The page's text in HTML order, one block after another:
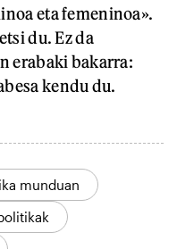
eta femeninoa».
du. Ez da
erabaki bakarra:
kendu du.
munduan